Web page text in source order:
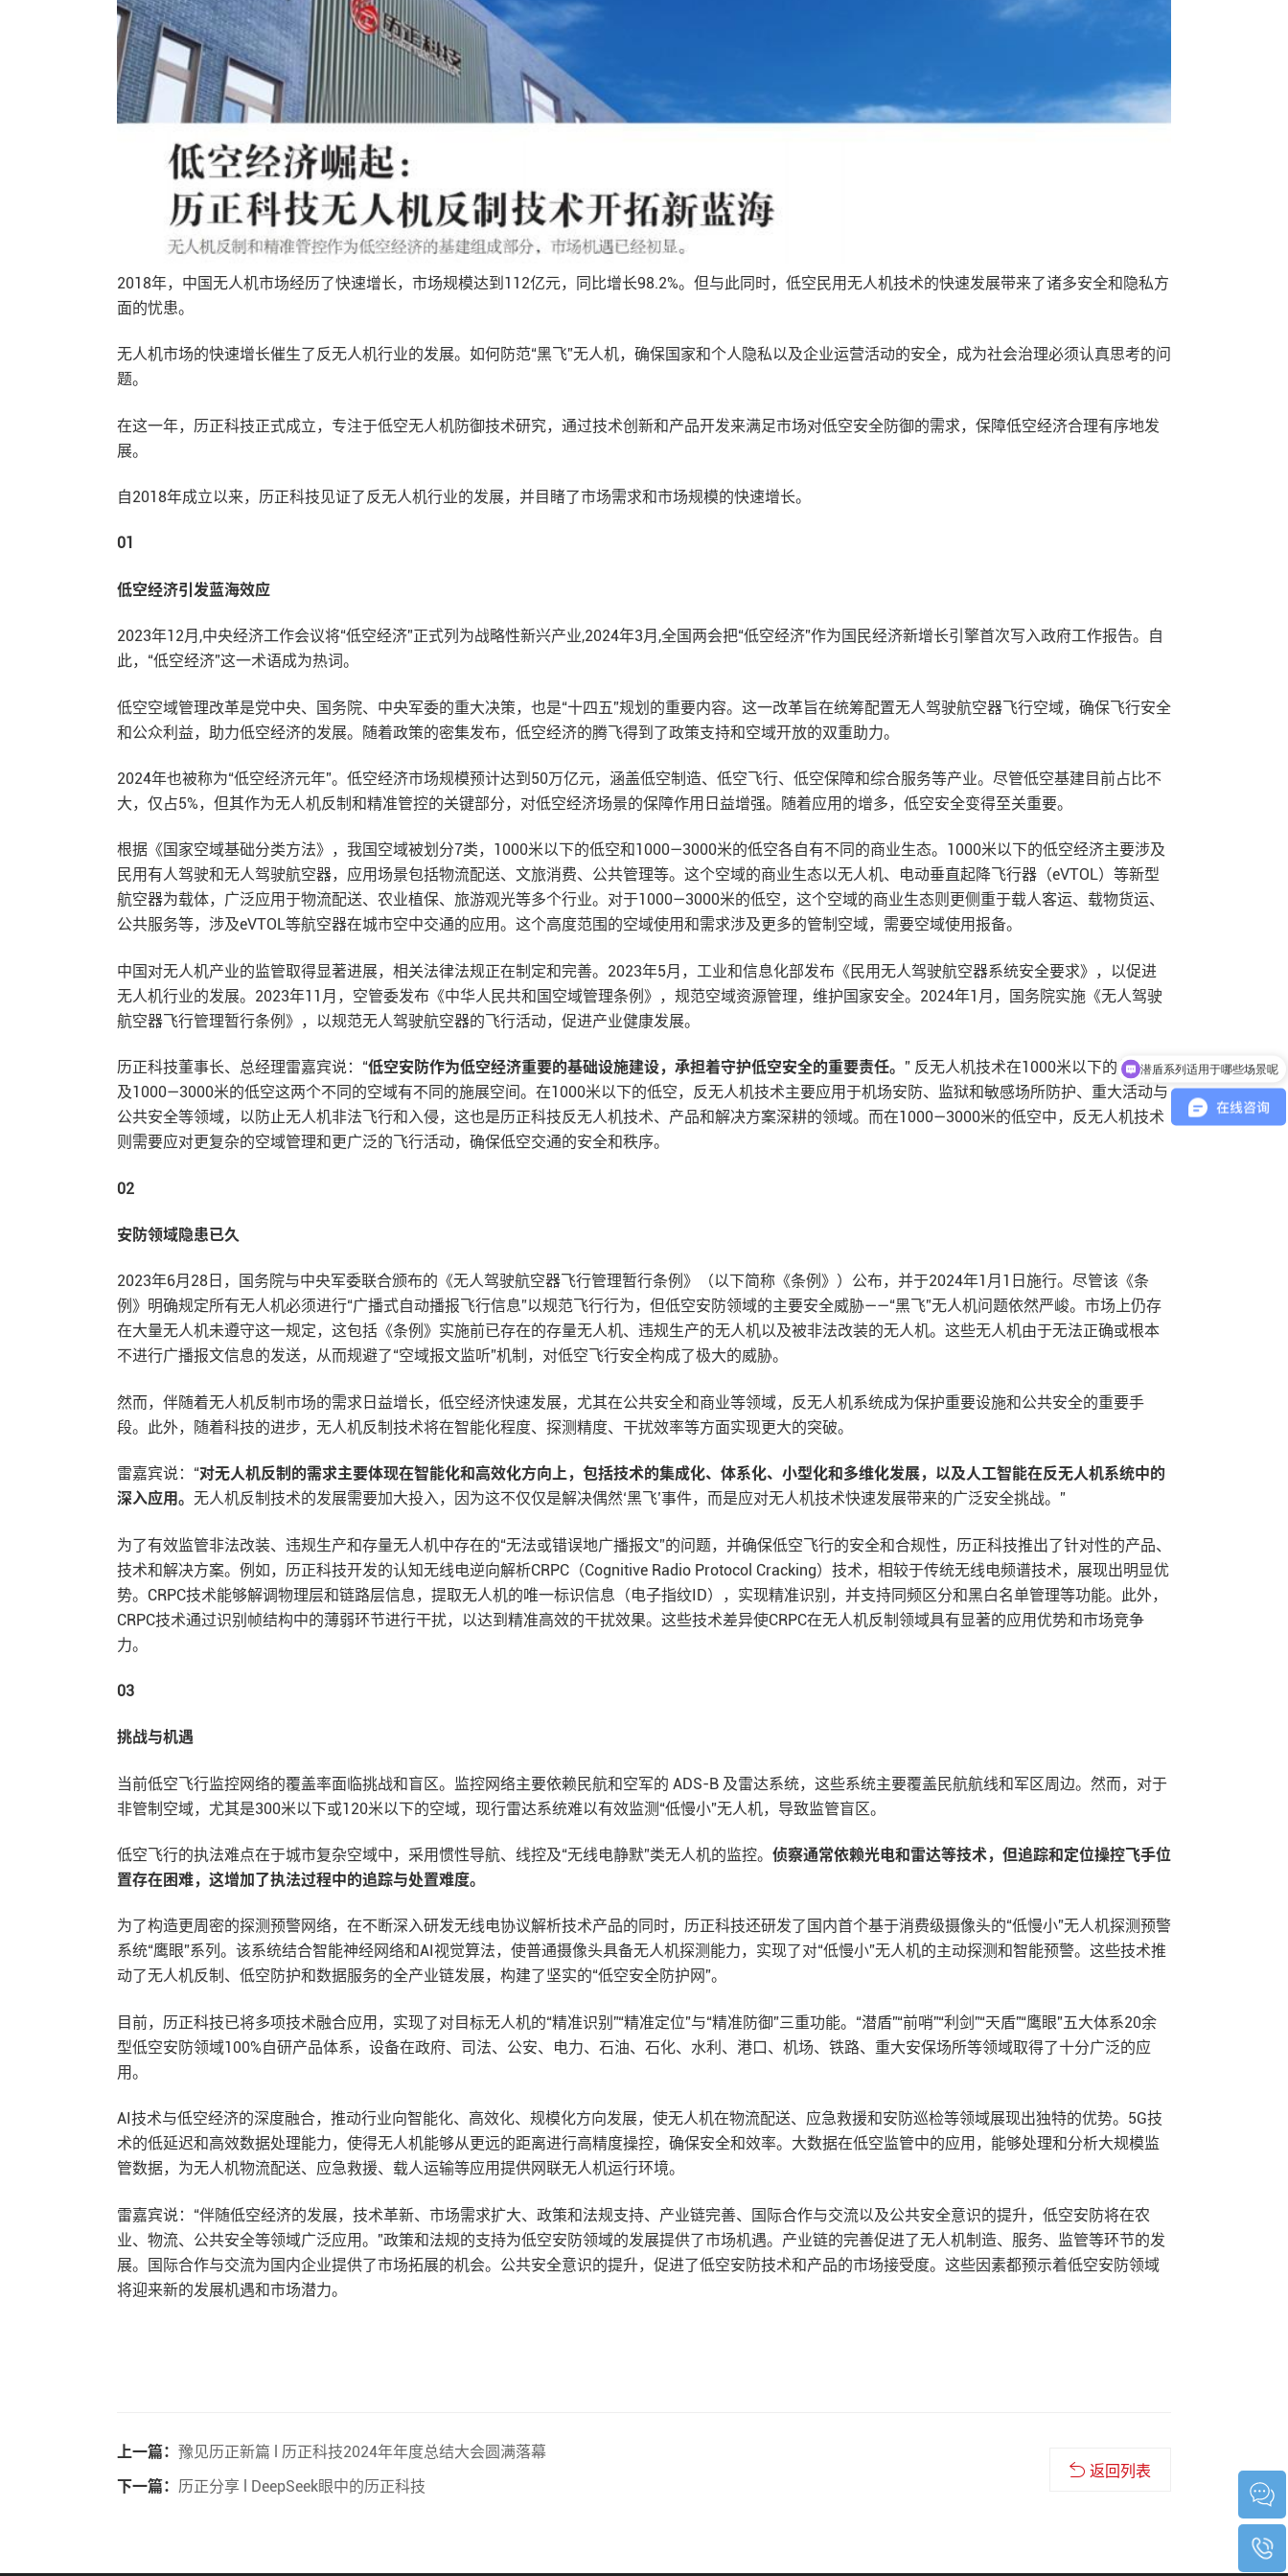
2018年，中国无人机市场经历了快速增长，市场规模达到112亿元，同比增长98.2%。但与此同时，低空民用无人机技术的快速发展带来了诸多安全和隐私方
面的忧患。
无人机市场的快速增长催生了反无人机行业的发展。如何防范“黑飞”无人机，确保国家和个人隐私以及企业运营活动的安全，成为社会治理必须认真思考的问
题。
在这一年，历正科技正式成立，专注于低空无人机防御技术研究，通过技术创新和产品开发来满足市场对低空安全防御的需求，保障低空经济合理有序地发
展。
自2018年成立以来，历正科技见证了反无人机行业的发展，并目睹了市场需求和市场规模的快速增长。
01
低空经济引发蓝海效应
2023年12月,中央经济工作会议将“低空经济”正式列为战略性新兴产业,2024年3月,全国两会把“低空经济”作为国民经济新增长引擎首次写入政府工作报告。自
此，“低空经济”这一术语成为热词。
低空空域管理改革是党中央、国务院、中央军委的重大决策，也是“十四五”规划的重要内容。这一改革旨在统筹配置无人驾驶航空器飞行空域，确保飞行安全
和公众利益，助力低空经济的发展。随着政策的密集发布，低空经济的腾飞得到了政策支持和空域开放的双重助力。
2024年也被称为“低空经济元年”。低空经济市场规模预计达到50万亿元，涵盖低空制造、低空飞行、低空保障和综合服务等产业。尽管低空基建目前占比不
大，仅占5%，但其作为无人机反制和精准管控的关键部分，对低空经济场景的保障作用日益增强。随着应用的增多，低空安全变得至关重要。
根据《国家空域基础分类方法》，我国空域被划分7类，1000米以下的低空和1000—3000米的低空各自有不同的商业生态。1000米以下的低空经济主要涉及
民用有人驾驶和无人驾驶航空器，应用场景包括物流配送、文旅消费、公共管理等。这个空域的商业生态以无人机、电动垂直起降飞行器（eVTOL）等新型
航空器为载体，广泛应用于物流配送、农业植保、旅游观光等多个行业。对于1000—3000米的低空，这个空域的商业生态则更侧重于载人客运、载物货运、
公共服务等，涉及eVTOL等航空器在城市空中交通的应用。这个高度范围的空域使用和需求涉及更多的管制空域，需要空域使用报备。
中国对无人机产业的监管取得显著进展，相关法律法规正在制定和完善。2023年5月，工业和信息化部发布《民用无人驾驶航空器系统安全要求》，以促进
无人机行业的发展。2023年11月，空管委发布《中华人民共和国空域管理条例》，规范空域资源管理，维护国家安全。2024年1月，国务院实施《无人驾驶
航空器飞行管理暂行条例》，以规范无人驾驶航空器的飞行活动，促进产业健康发展。
历正科技董事长、总经理雷嘉宾说：“低空安防作为低空经济重要的基础设施建设，承担着守护低空安全的重要责任。 ” 反无人机技术在1000米以下的低空以
及1000—3000米的低空这两个不同的空域有不同的施展空间。在1000米以下的低空，反无人机技术主要应用于机场安防、监狱和敏感场所防护、重大活动与
公共安全等领域，以防止无人机非法飞行和入侵，这也是历正科技反无人机技术、产品和解决方案深耕的领域。而在1000—3000米的低空中，反无人机技术
则需要应对更复杂的空域管理和更广泛的飞行活动，确保低空交通的安全和秩序。
02
安防领域隐患已久
2023年6月28日，国务院与中央军委联合颁布的《无人驾驶航空器飞行管理暂行条例》（以下简称《条例》）公布，并于2024年1月1日施行。尽管该《条
例》明确规定所有无人机必须进行“广播式自动播报飞行信息”以规范飞行行为，但低空安防领域的主要安全威胁——“黑飞”无人机问题依然严峻。市场上仍存
在大量无人机未遵守这一规定，这包括《条例》实施前已存在的存量无人机、违规生产的无人机以及被非法改装的无人机。这些无人机由于无法正确或根本
不进行广播报文信息的发送，从而规避了“空域报文监听”机制，对低空飞行安全构成了极大的威胁。
然而，伴随着无人机反制市场的需求日益增长，低空经济快速发展，尤其在公共安全和商业等领域，反无人机系统成为保护重要设施和公共安全的重要手
段。此外，随着科技的进步，无人机反制技术将在智能化程度、探测精度、干扰效率等方面实现更大的突破。
雷嘉宾说：“对无人机反制的需求主要体现在智能化和高效化方向上，包括技术的集成化、体系化、小型化和多维化发展，以及人工智能在反无人机系统中的
深入应用。 无人机反制技术的发展需要加大投入，因为这不仅仅是解决偶然‘黑飞’事件，而是应对无人机技术快速发展带来的广泛安全挑战。”
为了有效监管非法改装、违规生产和存量无人机中存在的“无法或错误地广播报文”的问题，并确保低空飞行的安全和合规性，历正科技推出了针对性的产品、
技术和解决方案。例如，历正科技开发的认知无线电逆向解析CRPC（Cognitive Radio Protocol Cracking）技术，相较于传统无线电频谱技术，展现出明显优
势。CRPC技术能够解调物理层和链路层信息，提取无人机的唯一标识信息（电子指纹ID），实现精准识别，并支持同频区分和黑白名单管理等功能。此外，
CRPC技术通过识别帧结构中的薄弱环节进行干扰，以达到精准高效的干扰效果。这些技术差异使CRPC在无人机反制领域具有显著的应用优势和市场竞争
力。
03
挑战与机遇
当前低空飞行监控网络的覆盖率面临挑战和盲区。监控网络主要依赖民航和空军的 ADS-B 及雷达系统，这些系统主要覆盖民航航线和军区周边。然而，对于
非管制空域，尤其是300米以下或120米以下的空域，现行雷达系统难以有效监测“低慢小”无人机，导致监管盲区。
低空飞行的执法难点在于城市复杂空域中，采用惯性导航、线控及“无线电静默”类无人机的监控。 侦察通常依赖光电和雷达等技术，但追踪和定位操控飞手位
置存在困难，这增加了执法过程中的追踪与处置难度。
为了构造更周密的探测预警网络，在不断深入研发无线电协议解析技术产品的同时，历正科技还研发了国内首个基于消费级摄像头的“低慢小”无人机探测预警
系统“鹰眼”系列。该系统结合智能神经网络和AI视觉算法，使普通摄像头具备无人机探测能力，实现了对“低慢小”无人机的主动探测和智能预警。这些技术推
动了无人机反制、低空防护和数据服务的全产业链发展，构建了坚实的“低空安全防护网”。
目前，历正科技已将多项技术融合应用，实现了对目标无人机的“精准识别”“精准定位”与“精准防御”三重功能。“潜盾”“前哨”“利剑”“天盾”“鹰眼”五大体系20余
型低空安防领域100%自研产品体系，设备在政府、司法、公安、电力、石油、石化、水利、港口、机场、铁路、重大安保场所等领域取得了十分广泛的应
用。
AI技术与低空经济的深度融合，推动行业向智能化、高效化、规模化方向发展，使无人机在物流配送、应急救援和安防巡检等领域展现出独特的优势。5G技
术的低延迟和高效数据处理能力，使得无人机能够从更远的距离进行高精度操控，确保安全和效率。大数据在低空监管中的应用，能够处理和分析大规模监
管数据，为无人机物流配送、应急救援、载人运输等应用提供网联无人机运行环境。
雷嘉宾说：“伴随低空经济的发展，技术革新、市场需求扩大、政策和法规支持、产业链完善、国际合作与交流以及公共安全意识的提升，低空安防将在农
业、物流、公共安全等领域广泛应用。”政策和法规的支持为低空安防领域的发展提供了市场机遇。产业链的完善促进了无人机制造、服务、监管等环节的发
展。国际合作与交流为国内企业提供了市场拓展的机会。公共安全意识的提升，促进了低空安防技术和产品的市场接受度。这些因素都预示着低空安防领域
将迎来新的发展机遇和市场潜力。
上一篇： 豫见历正新篇 l 历正科技2024年年度总结大会圆满落幕
下一篇： 历正分享 l DeepSeek眼中的历正科技
返回列表
可以介绍下你们的产品么？